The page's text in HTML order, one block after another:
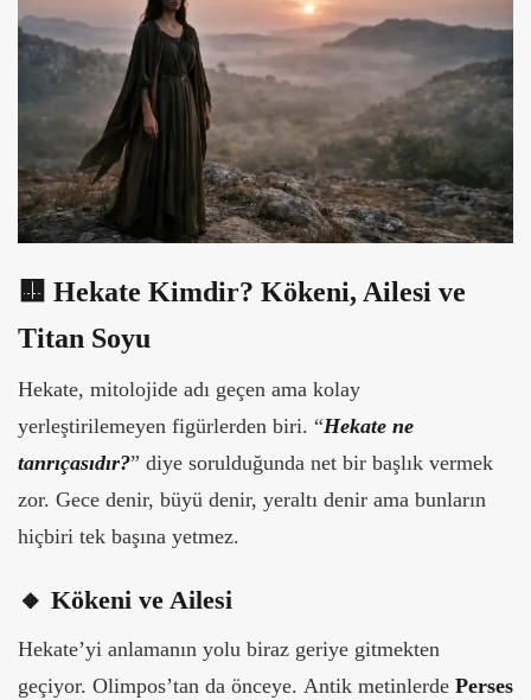
🟨 Hekate Kimdir? Kökeni, Ailesi ve
Titan Soyu
Hekate, mitolojide adı geçen ama kolay
yerleştirilemeyen figürlerden biri. “Hekate ne
tanrıçasıdır?” diye sorulduğunda net bir başlık vermek
zor. Gece denir, büyü denir, yeraltı denir ama bunların
hiçbiri tek başına yetmez.
🔸 Kökeni ve Ailesi
Hekate’yi anlamanın yolu biraz geriye gitmekten
geçiyor. Olimpos’tan da önceye. Antik metinlerde Perses